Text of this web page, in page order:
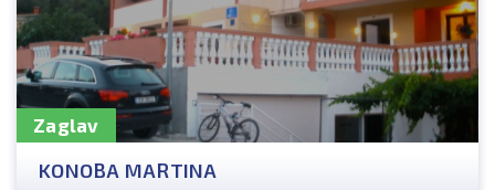
Zaglav
KONOBA MARTINA